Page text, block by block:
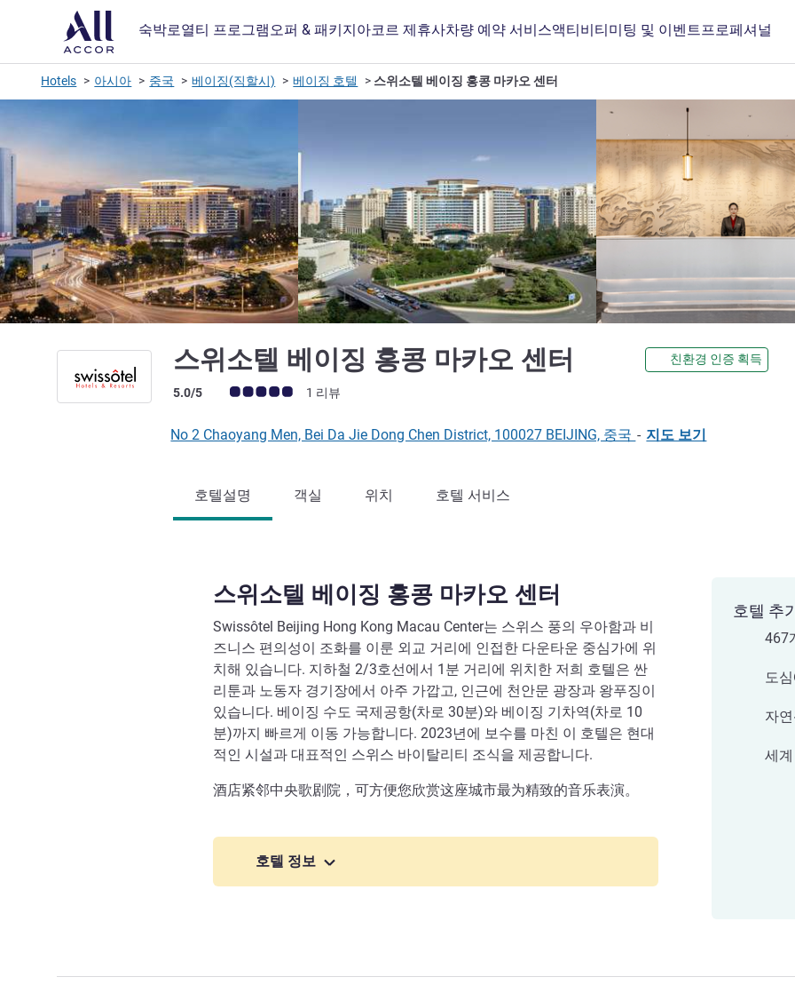
숙박로열티 프로그램 오퍼 & 패키지아코르 제휴사차량 예약 서비스액티비티미팅 및 이벤트 프로페셔널
Hotels 아시아 중국 베이징(직할시) 베이징 호텔 스위소텔 베이징 홍콩 마카오 센터
스위소텔 베이징 홍콩 마카오 센터 친환경 인증 획득
고객 평점 (ALL 평가)
5.0/5 1 리뷰
No 2 Chaoyang Men, Bei Da Jie Dong Chen District, 100027 BEIJING, 중국 - 지도 보기
호텔설명 객실 위치 호텔 서비스
스위소텔 베이징 홍콩 마카오 센터
Swissôtel Beijing Hong Kong Macau Center는 스위스 풍의 우아함과 비
즈니스 편의성이 조화를 이룬 외교 거리에 인접한 다운타운 중심가에 위
치해 있습니다. 지하철 2/3호선에서 1분 거리에 위치한 저희 호텔은 싼
리툰과 노동자 경기장에서 아주 가깝고, 인근에 천안문 광장과 왕푸징이
있습니다. 베이징 수도 국제공항(차로 30분)와 베이징 기차역(차로 10
분)까지 빠르게 이동 가능합니다. 2023년에 보수를 마친 이 호텔은 현대
적인 시설과 대표적인 스위스 바이탈리티 조식을 제공합니다.
酒店紧邻中央歌剧院，可方便您欣赏这座城市最为精致的音乐表演。
호텔 정보
호텔 추
467
도
자
세